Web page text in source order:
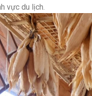
vực du lịch.